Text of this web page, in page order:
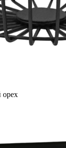
орех